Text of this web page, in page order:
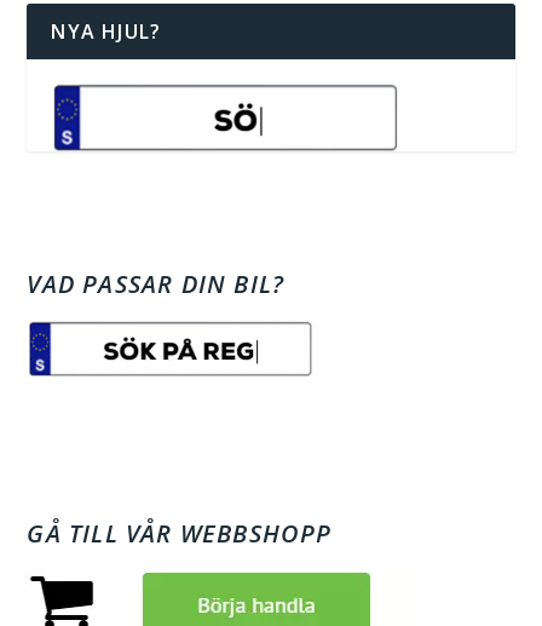
NYA HJUL?
VAD PASSAR DIN BIL?
GÅ TILL VÅR WEBBSHOPP